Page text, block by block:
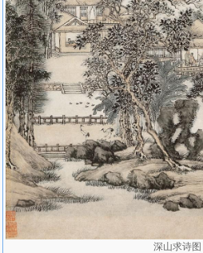
深山求诗图